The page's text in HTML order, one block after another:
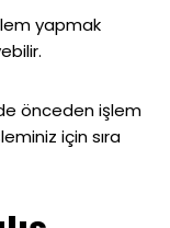
yapmak
önceden işlem
için sıra